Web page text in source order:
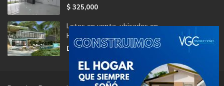
$ 325,000
Lotes en venta, ubicados en
Herradu...
Desde$ 73,000